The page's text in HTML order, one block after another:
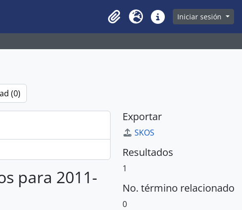
Clipboard
Idioma Enlaces rápidos
Iniciar sesión
(0)
para 2011-
Exportar
SKOS
Resultados
1
No. término relacionado
0